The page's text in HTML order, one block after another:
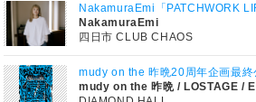
NakamuraEmi「PATCHWORK
NakamuraEmi
四日市 CLUB CHAOS
mudy on the 昨晩20周年企画最終
mudy on the 昨晩 / LOSTAGE /